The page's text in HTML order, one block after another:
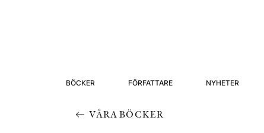
BÖCKER FÖRFATTARE NYHETER
VÅRA BÖCKER